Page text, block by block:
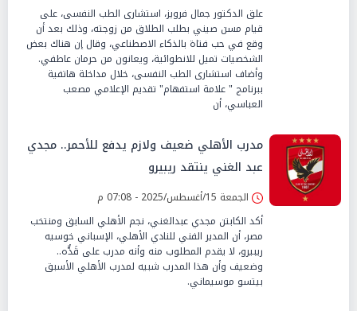
علق الدكتور جمال فرويز، استشارى الطب النفسى، على
قيام مسن صيني بطلب الطلاق من زوجته، وذلك بعد أن
وقع في حب فتاة بالذكاء الاصطناعي، وقال إن هناك بعض
الشخصيات تميل للانطوائية، ويعانون من حرمان عاطفي.
وأضاف استشارى الطب النفسى، خلال مداخلة هاتفية
ببرنامج " علامة استفهام" تقديم الإعلامي مصعب
العباسي، أن
مدرب الأهلي ضعيف ولازم يدفع للأحمر.. مجدي
عبد الغني ينتقد ريبيرو
الجمعة 15/أغسطس/2025 - 07:08 م
أكد الكابتن مجدي عبدالغني، نجم الأهلي السابق ومنتخب
مصر، أن المدير الفني للنادي الأهلي، الإسباني خوسيه
ريبيرو، لا يقدم المطلوب منه وأنه مدرب على قَدٌّه..
وضعيف وأن هذا المدرب شبيه لمدرب الأهلي الأسبق
بيتسو موسيماني.